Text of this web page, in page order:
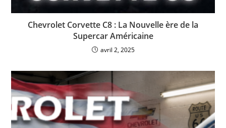
Chevrolet Corvette C8 : La Nouvelle ère de la
Supercar Américaine
avril 2, 2025